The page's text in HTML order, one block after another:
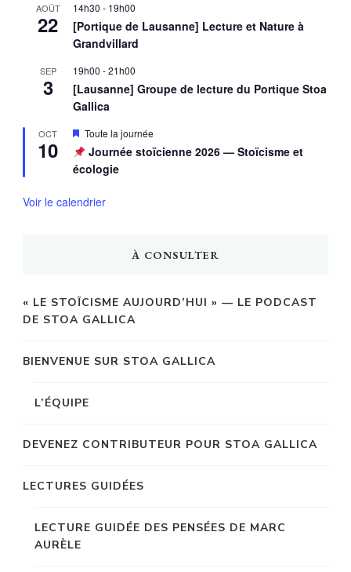
AOÛT
22
14h30 - 19h00
[Portique de Lausanne] Lecture et Nature à
Grandvillard
SEP
3
19h00 -21h00
[Lausanne] Groupe de lecture du Portique Stoa
Gallica
OCT
10
Mis
en
avant
Toute la journée
Journée stoïcienne 2026 — Stoïcisme et
écologie
Voir le calendrier
À CONSULTER
« LE STOÏCISME AUJOURD’HUI » — LE PODCAST
DE STOA GALLICA
BIENVENUE SUR STOA GALLICA
L’ÉQUIPE
DEVENEZ CONTRIBUTEUR POUR STOA GALLICA
LECTURES GUIDÉES
LECTURE GUIDÉE DES PENSÉES DE MARC
AURÈLE